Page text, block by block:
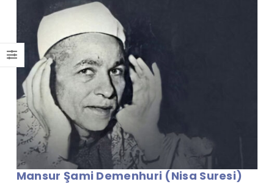
Mansur Şami Demenhuri (Nisa Suresi)